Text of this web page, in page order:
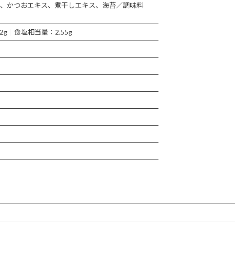
かつおエキス、煮干しエキス、海苔／調味料
｜食塩相当量：2.55g